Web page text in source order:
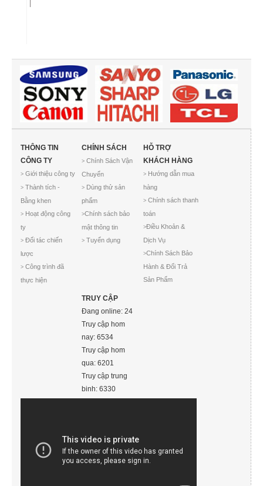
THÔNG TIN
CÔNG TY
> Giới thiệu công ty
> Thành tích -
Bằng khen
> Hoạt động công
ty
> Đối tác chiến
lược
> Công trình đã
thực hiện
CHÍNH SÁCH
> Chính Sách Vận
Chuyển
> Dùng thử sản
phẩm
>Chính sách bảo
mật thông tin
> Tuyển dụng
HỖ TRỢ
KHÁCH HÀNG
>Hướng dẫn mua
hàng
>Chính sách thanh
toán
>Điều Khoản &
Dịch Vụ
>Chính Sách Bảo
Hành & Đổi Trả
Sản Phẩm
TRUY CẬP
Đang online: 24
Truy cập hom
nay: 6534
Truy cập hom
qua: 6201
Truy cập trung
binh: 6330